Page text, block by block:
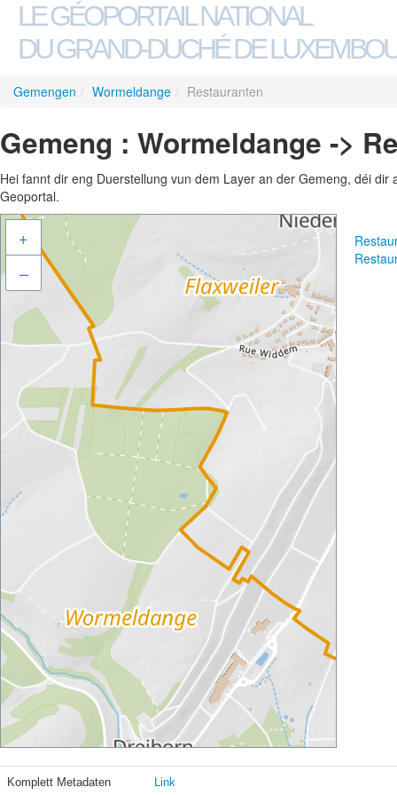
LE GÉOPORTAIL NATIONAL
DU GRAND-DUCHÉ DE
Gemengen / Wormeldange / Restauranten
Gemeng : Wormeldange ->
Hei fannt dir eng Duerstellung vun dem Layer an der Gemeng, déi
Geoportal.
+
–
Komplett Metadaten Link